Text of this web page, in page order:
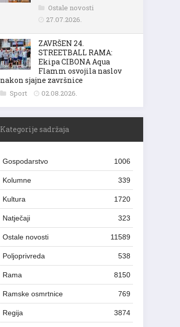
Ostale novosti
27.07.2026.
ZAVRŠEN 24.
STREETBALL RAMA:
Ekipa CIBONA Aqua
Flamm osvojila naslov
nakon sjajne završnice
Sport 02.08.2026.
Kategorije sadržaja
Gospodarstvo 1006
Kolumne 339
Kultura 1720
Natječaji 323
Ostale novosti 11589
Poljoprivreda 538
Rama 8150
Ramske osmrtnice 769
Regija 3874